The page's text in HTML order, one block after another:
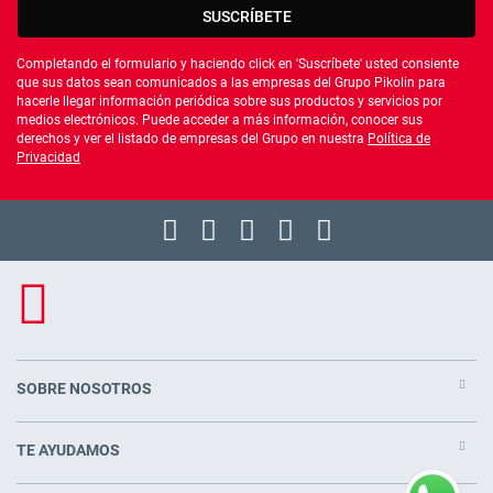
SUSCRÍBETE
Completando el formulario y haciendo click en 'Suscríbete' usted consiente
que sus datos sean comunicados a las empresas del Grupo Pikolin para
hacerle llegar información periódica sobre sus productos y servicios por
medios electrónicos. Puede acceder a más información, conocer sus
derechos y ver el listado de empresas del Grupo en nuestra Política de
Privacidad
SOBRE NOSOTROS
TE AYUDAMOS